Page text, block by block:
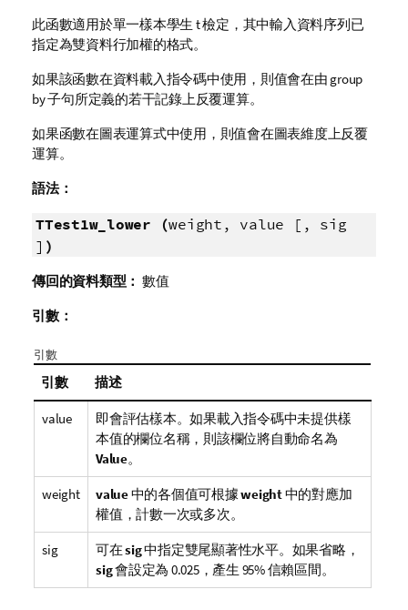
此函數適用於單一樣本學生 t 檢定，其中輸入資料序列已
指定為雙資料行加權的格式。
如果該函數在資料載入指令碼中使用，則值會在由 group
by 子句所定義的若干記錄上反覆運算。
如果函數在圖表運算式中使用，則值會在圖表維度上反覆
運算。
語法：
TTest1w_lower (weight, value [, sig
] )
傳回的資料類型： 數值
引數：
引數
引數 描述
value
即會評估樣本。如果載入指令碼中未提供樣
本值的欄位名稱，則該欄位將自動命名為
Value。
weight value中的各個值可根據weight中的對應加
權值，計數一次或多次。
sig 可在sig中指定雙尾顯著性水平。如果省略，
sig會設定為 0.025，產生 95% 信賴區間。